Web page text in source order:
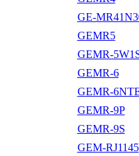
GE-
GEMR5
GEMR-
GEMR-6
GEMR-
GEMR-9P
GEMR-9S
GEM-RJ1145